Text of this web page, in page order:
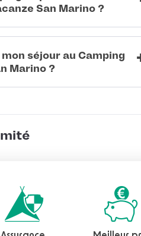
San Marino ?
séjour au Camping
Marino ?